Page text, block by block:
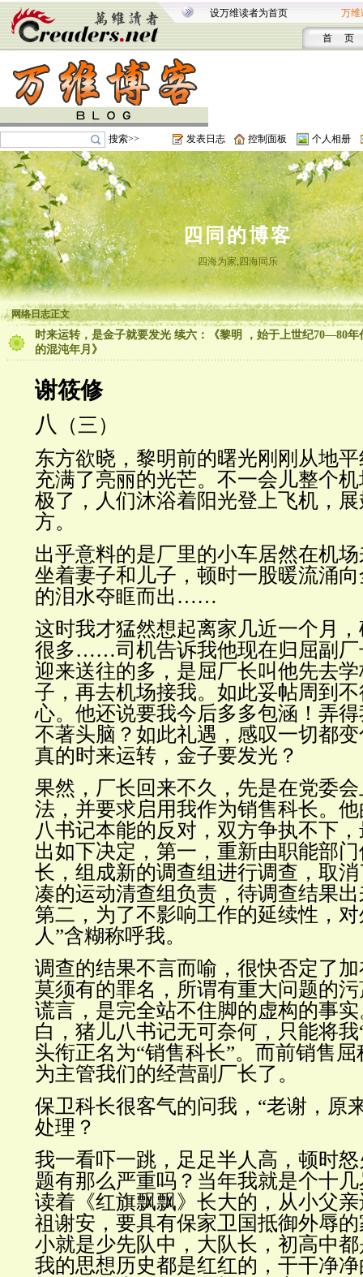
设万维读者为首页 万维
首 页
搜索>> 发表日志 控制面板 个人相册
四同的博客
四海为家,四海同乐
网络日志正文
时来运转，是金子就要发光 续六：《黎明 ，始于上世纪70—80年
的混沌年月》
谢筱修
八
（三）
东方欲晓，黎明前的曙光刚刚从地
充满了亮丽的光芒。不一会儿整个
极了，人们沐浴着阳光登上飞机，
方。
出乎意料的是厂里的小车居然在机
坐着妻子和儿子，顿时一股暖流涌
的泪水夺眶而出……
这时我才猛然想起离家几近一个月
很多……司机告诉我他现在归屈副厂
迎来送往的多，是屈厂长叫他先去
子，再去机场接我。如此妥帖周到
心。他还说要我今后多多包涵！弄
不著头脑？如此礼遇，感叹一切都
真的时来运转，金子要发光？
果然，厂长回来不久，先是在党委
法，并要求启用我作为销售科长。
八书记本能的反对，双方争执不下
出如下决定，第一，重新由职能部
长，组成新的调查组进行调查，取
凑的运动清查组负责，待调查结果
第二，为了不影响工作的延续性，
人”含糊称呼我。
调查的结果不言而喻，很快否定了
莫须有的罪名，所谓有重大问题的
谎言，是完全站不住脚的虚构的事
白，猪儿八书记无可奈何，只能将
头衔正名为“销售科长”。而前销售
为主管我们的经营副厂长了。
保卫科长很客气的问我，“老谢，原
处理？
我一看吓一跳，足足半人高，顿时
题有那么严重吗？当年我就是个十
读着《红旗飘飘》长大的，从小父
祖谢安，要具有保家卫国抵御外辱
小就是少先队中，大队长，初高中
我的思想历史都是红红的，干干净